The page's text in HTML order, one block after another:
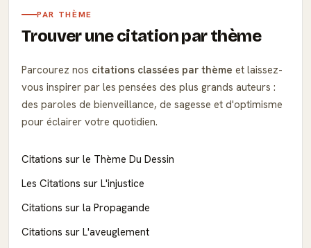
PAR THÈME
Trouver une citation par thème
Parcourez nos citations classées par thème et laissez-
vous inspirer par les pensées des plus grands auteurs :
des paroles de bienveillance, de sagesse et d'optimisme
pour éclairer votre quotidien.
Citations sur le Thème Du Dessin
Les Citations sur L'injustice
Citations sur la Propagande
Citations sur L'aveuglement